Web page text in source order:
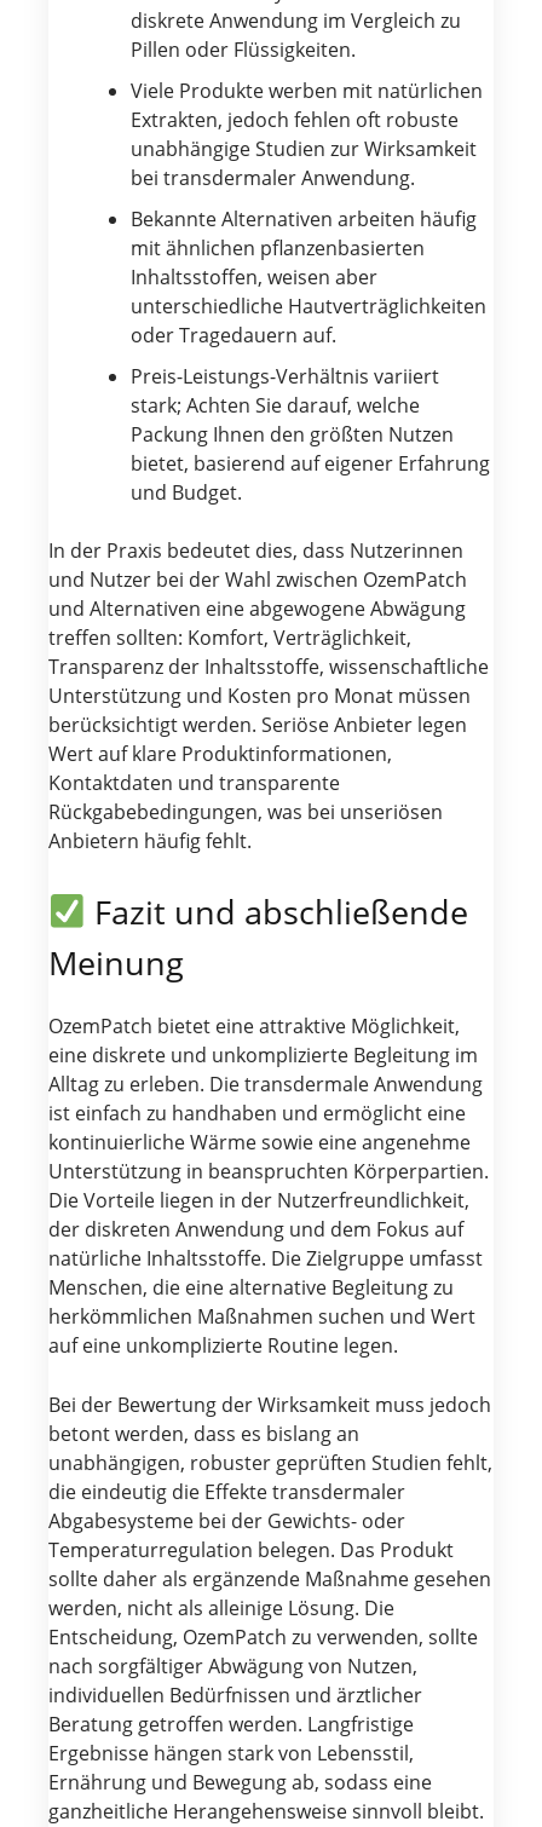
diskrete Anwendung im Vergleich zu
Pillen oder Flüssigkeiten.
Viele Produkte werben mit natürlichen
Extrakten, jedoch fehlen oft robuste
unabhängige Studien zur Wirksamkeit
bei transdermaler Anwendung.
Bekannte Alternativen arbeiten häufig
mit ähnlichen pflanzenbasierten
Inhaltsstoffen, weisen aber
unterschiedliche Hautverträglichkeiten
oder Tragedauern auf.
Preis-Leistungs-Verhältnis variiert
stark; Achten Sie darauf, welche
Packung Ihnen den größten Nutzen
bietet, basierend auf eigener Erfahrung
und Budget.
In der Praxis bedeutet dies, dass Nutzerinnen
und Nutzer bei der Wahl zwischen OzemPatch
und Alternativen eine abgewogene Abwägung
treffen sollten: Komfort, Verträglichkeit,
Transparenz der Inhaltsstoffe, wissenschaftliche
Unterstützung und Kosten pro Monat müssen
berücksichtigt werden. Seriöse Anbieter legen
Wert auf klare Produktinformationen,
Kontaktdaten und transparente
Rückgabebedingungen, was bei unseriösen
Anbietern häufig fehlt.
Fazit und abschließende
Meinung
OzemPatch bietet eine attraktive Möglichkeit,
eine diskrete und unkomplizierte Begleitung im
Alltag zu erleben. Die transdermale Anwendung
ist einfach zu handhaben und ermöglicht eine
kontinuierliche Wärme sowie eine angenehme
Unterstützung in beanspruchten Körperpartien.
Die Vorteile liegen in der Nutzerfreundlichkeit,
der diskreten Anwendung und dem Fokus auf
natürliche Inhaltsstoffe. Die Zielgruppe umfasst
Menschen, die eine alternative Begleitung zu
herkömmlichen Maßnahmen suchen und Wert
auf eine unkomplizierte Routine legen.
Bei der Bewertung der Wirksamkeit muss jedoch
betont werden, dass es bislang an
unabhängigen, robuster geprüften Studien fehlt,
die eindeutig die Effekte transdermaler
Abgabesysteme bei der Gewichts- oder
Temperaturregulation belegen. Das Produkt
sollte daher als ergänzende Maßnahme gesehen
werden, nicht als alleinige Lösung. Die
Entscheidung, OzemPatch zu verwenden, sollte
nach sorgfältiger Abwägung von Nutzen,
individuellen Bedürfnissen und ärztlicher
Beratung getroffen werden. Langfristige
Ergebnisse hängen stark von Lebensstil,
Ernährung und Bewegung ab, sodass eine
ganzheitliche Herangehensweise sinnvoll bleibt.